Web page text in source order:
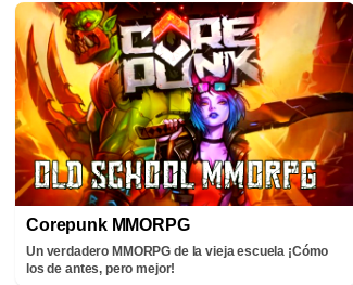
Corepunk MMORPG
Un verdadero MMORPG de la vieja escuela ¡Cómo
los de antes, pero mejor!